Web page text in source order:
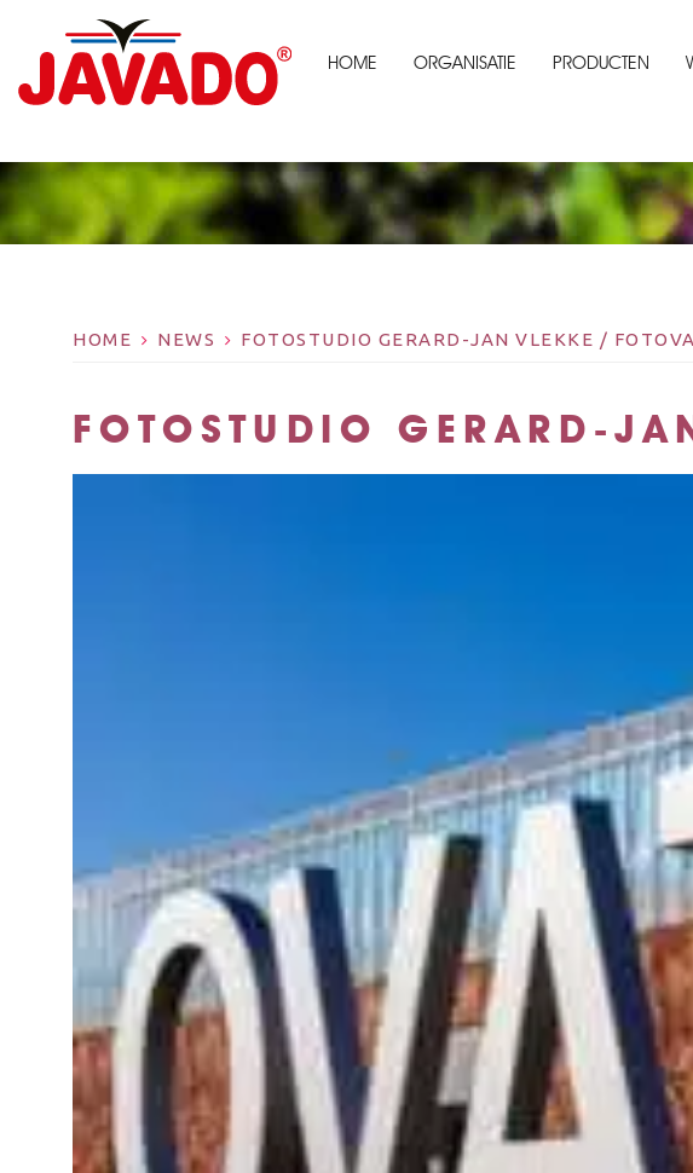
HOME ORGANISATIE PRODUCTEN
HOME NEWS FOTOSTUDIO GERARD-JAN VLEKKE /
FOTOSTUDIO GERARD-